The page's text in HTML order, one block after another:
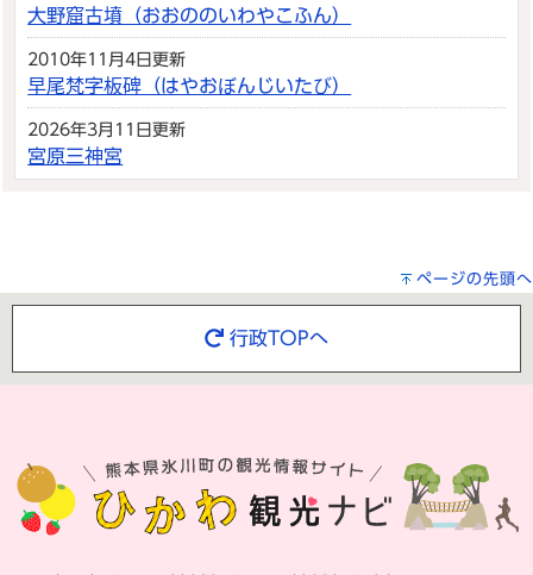
大野窟古墳（おおののいわやこふん）
2010年11月4日更新
早尾梵字板碑（はやおぼんじいたび）
2026年3月11日更新
宮原三神宮
ページの先頭へ
行政TOPへ